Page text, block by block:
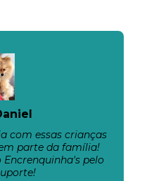
com essas crianças
parte da família!
pelo